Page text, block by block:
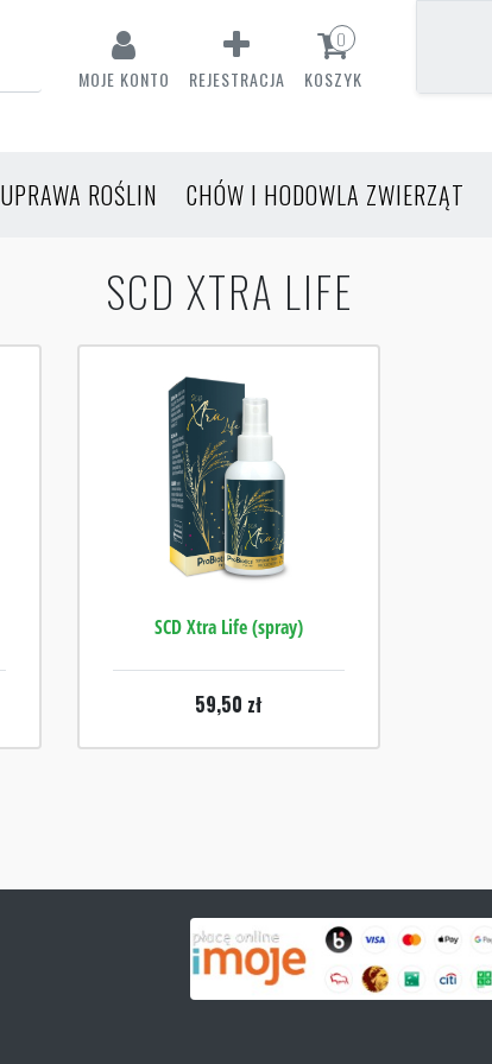
MOJE KONTO REJESTRACJA KOSZYK
0
UPRAWA ROŚLIN CHÓW I HODOWLA ZWIERZĄT
SCD XTRA LIFE
SCD Xtra Life (spray)
59,50 zł